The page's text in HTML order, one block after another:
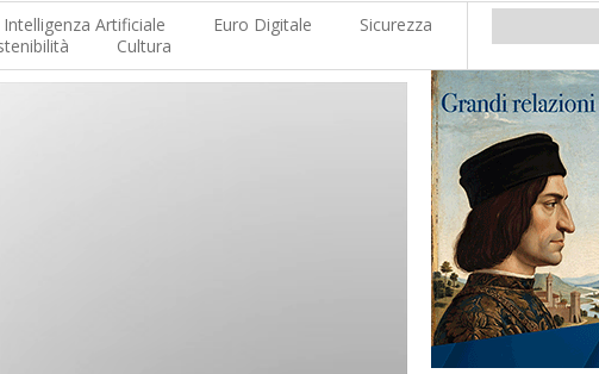
Intelligenza Artificiale Euro Digitale
Sicurezza
Cultura